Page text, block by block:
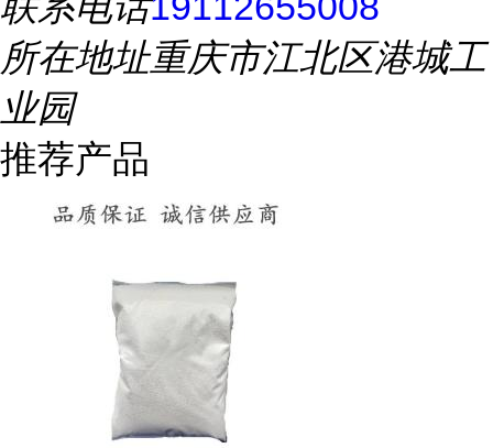
所在地址重庆市江北区港城工
业园
推荐产品